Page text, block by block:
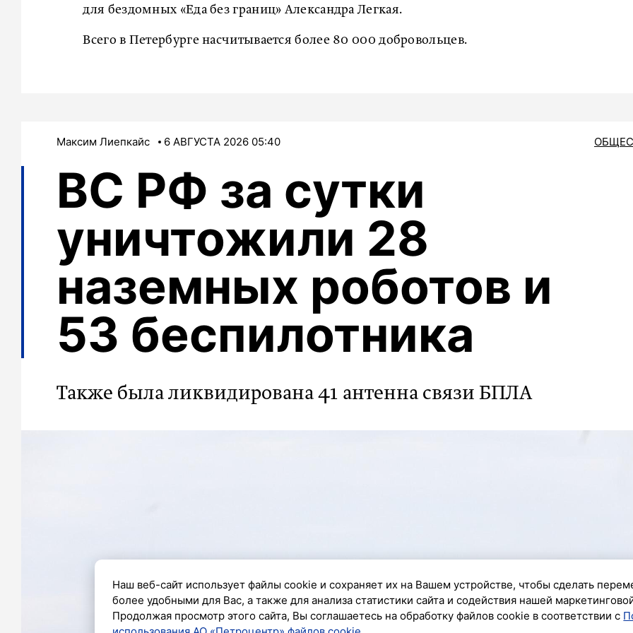
для бездомных «Еда без границ» Александра Легкая.
Всего в Петербурге насчитывается более 80 000 добровольцев.
Максим Лиепкайс 6 АВГУСТА 2026 05:40
ВС РФ за сутки
уничтожили 28
наземных роботов и
53 беспилотника
Также была ликвидирована 41 антенна связи БПЛА
Наш веб-сайт использует файлы cookie и сохраняет их на Вашем устройстве, чтобы сделать
более удобными для Вас, а также для анализа статистики сайта и содействия нашей
Продолжая просмотр этого сайта, Вы соглашаетесь на обработку файлов cookie в соответствии с